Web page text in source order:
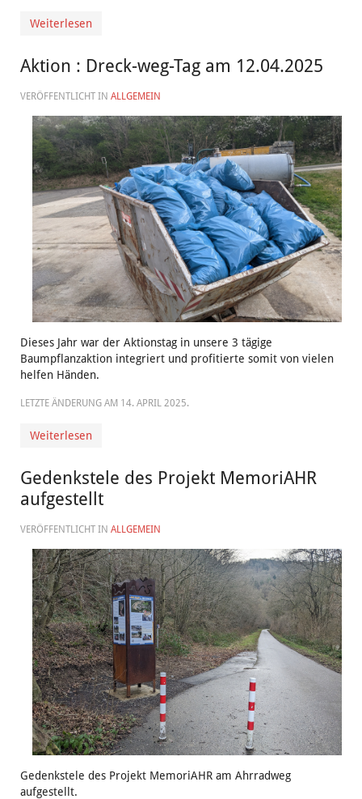
Weiterlesen
Aktion : Dreck-weg-Tag am 12.04.2025
VERÖFFENTLICHT IN ALLGEMEIN
Dieses Jahr war der Aktionstag in unsere 3 tägige
Baumpflanzaktion integriert und profitierte somit von vielen
helfen Händen.
LETZTE ÄNDERUNG AM 14. APRIL 2025.
Weiterlesen
Gedenkstele des Projekt MemoriAHR
aufgestellt
VERÖFFENTLICHT IN ALLGEMEIN
Gedenkstele des Projekt MemoriAHR am Ahrradweg
aufgestellt.